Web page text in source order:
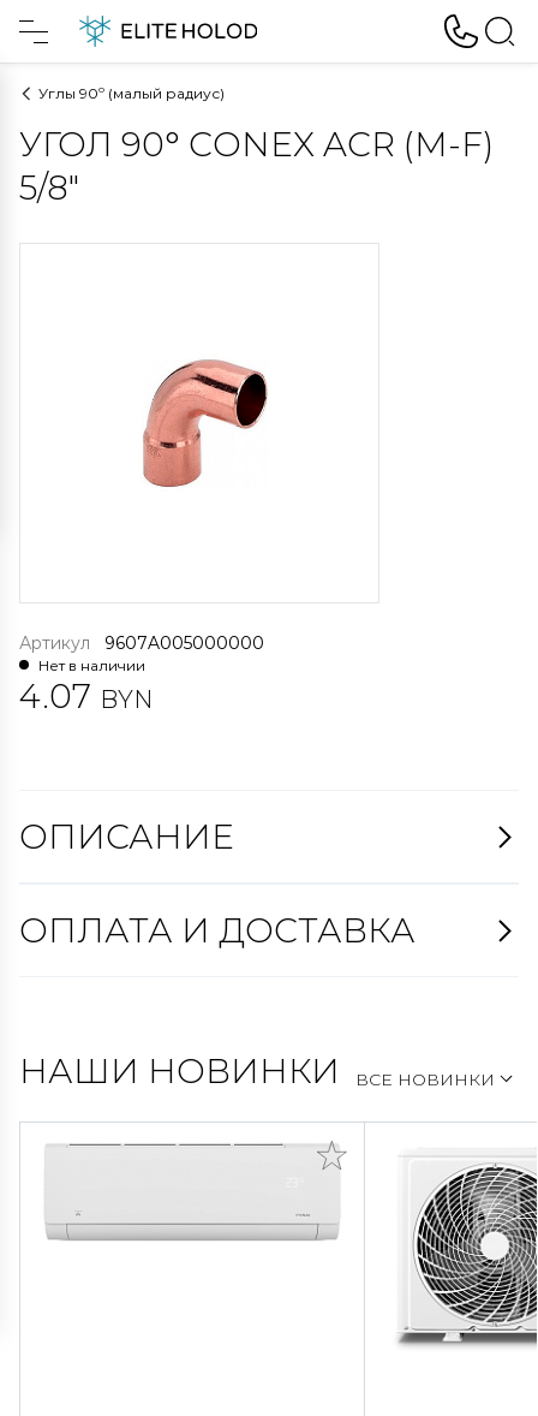
Углы 90º (малый радиус)
УГОЛ 90° CONEX ACR (M-F)
5/8"
Артикул 9607A005000000
Нет в наличии
4.07 BYN
ОПИСАНИЕ
ОПЛАТА И ДОСТАВКА
НАШИ НОВИНКИ ВСЕ НОВИНКИ